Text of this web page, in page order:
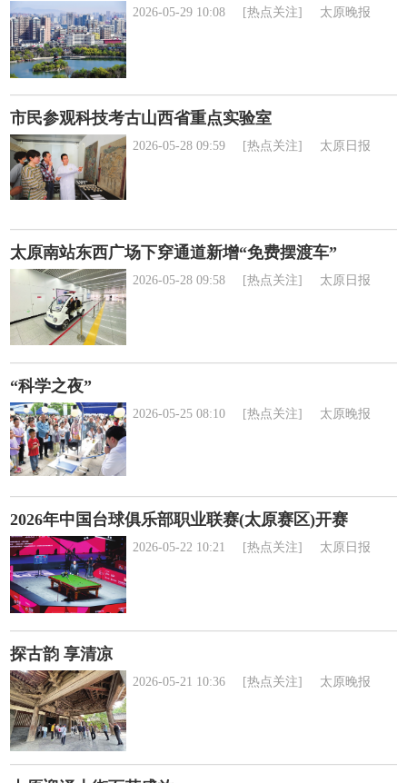
2026-05-29 10:08 [热点关注] 太原晚报
市民参观科技考古山西省重点实验室
2026-05-28 09:59 [热点关注] 太原日报
太原南站东西广场下穿通道新增“免费摆渡车”
2026-05-28 09:58 [热点关注] 太原日报
“科学之夜”
2026-05-25 08:10 [热点关注] 太原晚报
2026年中国台球俱乐部职业联赛(太原赛区)开赛
2026-05-22 10:21 [热点关注] 太原日报
探古韵 享清凉
2026-05-21 10:36 [热点关注] 太原晚报